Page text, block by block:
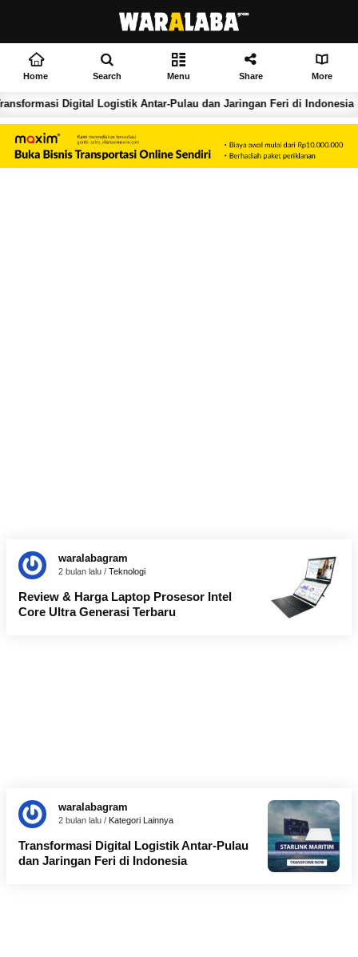
Home Search Menu Share More
Digital Logistik Antar-Pulau dan Jaringan Feri di Indonesia
waralabagram
2 bulan lalu / Teknologi
Review & Harga Laptop Prosesor Intel
Core Ultra Generasi Terbaru
waralabagram
2 bulan lalu / Kategori Lainnya
Transformasi Digital Logistik Antar-Pulau
dan Jaringan Feri di Indonesia